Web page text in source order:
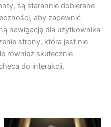
są starannie dobierane
aby zapewnić
nawigację dla użytkownika
strony, która jest nie
również skutecznie
do interakcji.